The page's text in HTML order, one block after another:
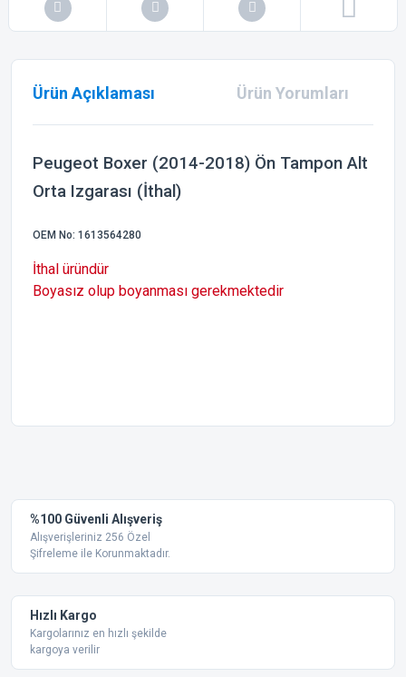
Ürün Açıklaması Ürün Yorumları
Peugeot Boxer (2014-2018) Ön Tampon Alt
Orta Izgarası (İthal)
OEM No: 1613564280
İthal üründür
Boyasız olup boyanması gerekmektedir
Ürün resmi kalitesiz, bozuk veya görüntülenemiyor.
Ürün açıklamasında eksik bilgiler bulunuyor.
Bu ürüne benzer farklı alternatifler olmalı.
%100 Güvenli Alışveriş
Alışverişleriniz 256 Özel
Şifreleme ile Korunmaktadır.
Hızlı Kargo
Kargolarınız en hızlı şekilde
kargoya verilir